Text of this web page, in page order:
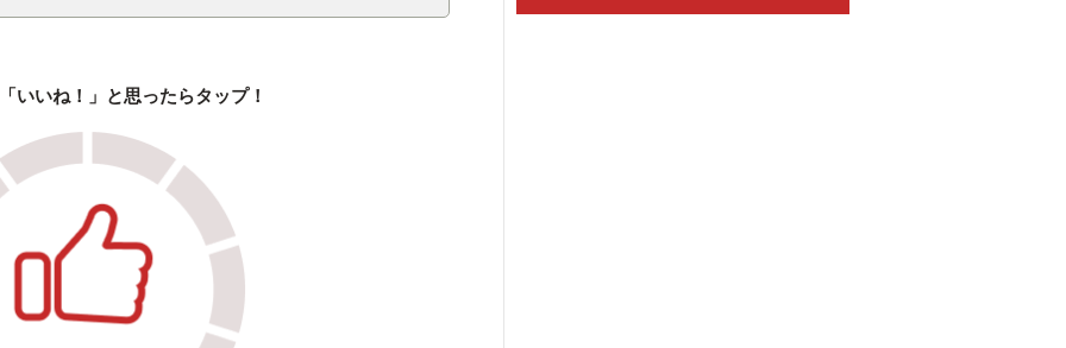
いいね！」と思ったらタップ！